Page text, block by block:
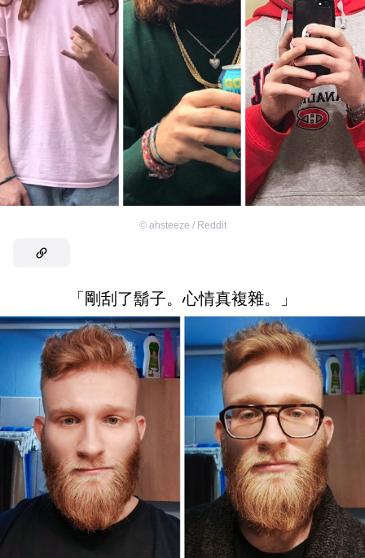
© ahsteeze / Reddit
「剛刮了鬍子。心情真複雜。」